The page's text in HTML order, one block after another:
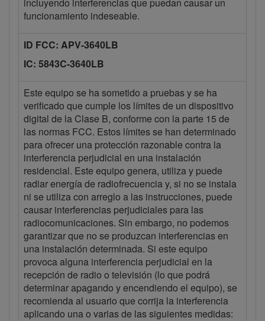
funcionamiento indeseable.
ID FCC: APV-3640LB
IC: 5843C-3640LB
Este equipo se ha sometido a pruebas y se ha
verificado que cumple los límites de un dispositivo
digital de la Clase B, conforme con la parte 15 de
las normas FCC. Estos límites se han determinado
para ofrecer una protección razonable contra la
interferencia perjudicial en una instalación
residencial. Este equipo genera, utiliza y puede
radiar energía de radiofrecuencia y, si no se instala
ni se utiliza con arreglo a las instrucciones, puede
causar interferencias perjudiciales para las
radiocomunicaciones. Sin embargo, no podemos
garantizar que no se produzcan interferencias en
una instalación determinada. Si este equipo
provoca alguna interferencia perjudicial en la
recepción de radio o televisión (lo que podrá
determinar apagando y encendiendo el equipo), se
recomienda al usuario que corrija la interferencia
aplicando una o varias de las siguientes medidas: